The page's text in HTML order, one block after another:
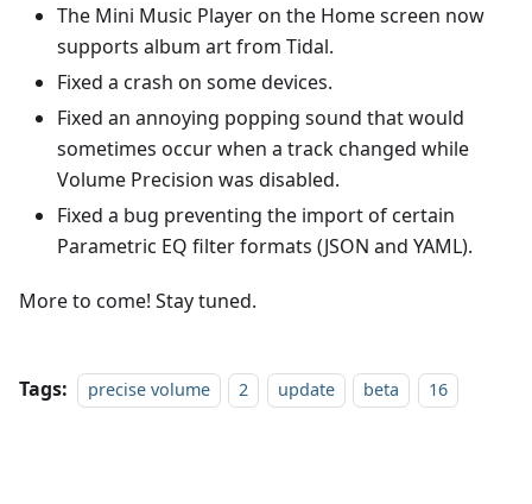
The Mini Music Player on the Home screen now
supports album art from Tidal.
Fixed a crash on some devices.
Fixed an annoying popping sound that would
sometimes occur when a track changed while
Volume Precision was disabled.
Fixed a bug preventing the import of certain
Parametric EQ filter formats (JSON and YAML).
More to come! Stay tuned.
Tags: precise volume 2 update beta 16